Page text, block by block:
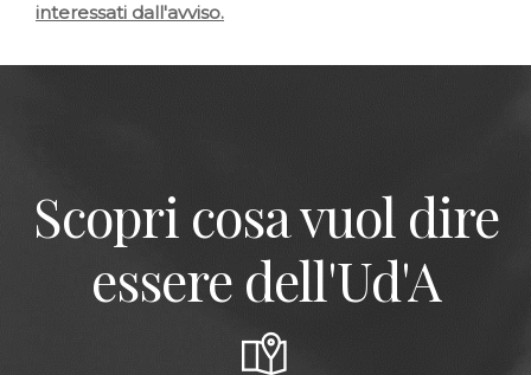
interessati dall'avviso.
Scopri cosa vuol dire
essere dell'Ud'A